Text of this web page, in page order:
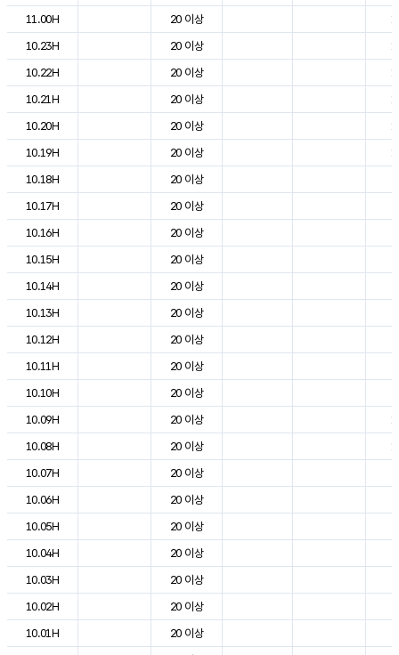
11.00H
20 이상
10.23H
20 이상
10.22H
20 이상
10.21H
20 이상
10.20H
20 이상
10.19H
20 이상
10.18H
20 이상
10.17H
20 이상
10.16H
20 이상
10.15H
20 이상
10.14H
20 이상
10.13H
20 이상
10.12H
20 이상
10.11H
20 이상
10.10H
20 이상
10.09H
20 이상
10.08H
20 이상
10.07H
20 이상
10.06H
20 이상
10.05H
20 이상
10.04H
20 이상
10.03H
20 이상
10.02H
20 이상
10.01H
20 이상